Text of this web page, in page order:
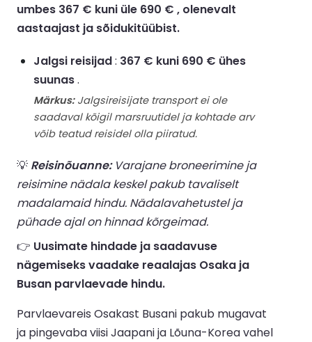
umbes 367 € kuni üle 690 € , olenevalt
aastaajast ja sõidukitüübist.
Jalgsi reisijad: 367 € kuni 690 € ühes
suunas.
Märkus:Jalgsireisijate transport ei ole
saadaval kõigil marsruutidel ja kohtade arv
võib teatud reisidel olla piiratud.
💡 Reisinõuanne:Varajane broneerimine ja
reisimine nädala keskel pakub tavaliselt
madalamaid hindu. Nädalavahetustel ja
pühade ajal on hinnad kõrgeimad.
👉 Uusimate hindade ja saadavuse
nägemiseks vaadake reaalajas Osaka ja
Busan parvlaevade hindu.
Parvlaevareis Osakast Busani pakub mugavat
ja pingevaba viisi Jaapani ja Lõuna-Korea vahel